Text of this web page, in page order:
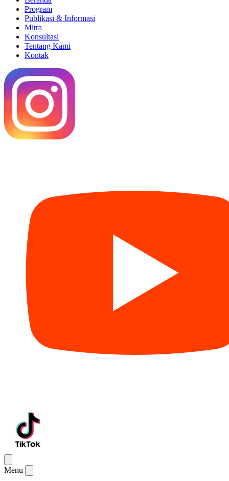
Program
Publikasi & Informasi
Mitra
Konsultasi
Tentang Kami
Kontak
Menu